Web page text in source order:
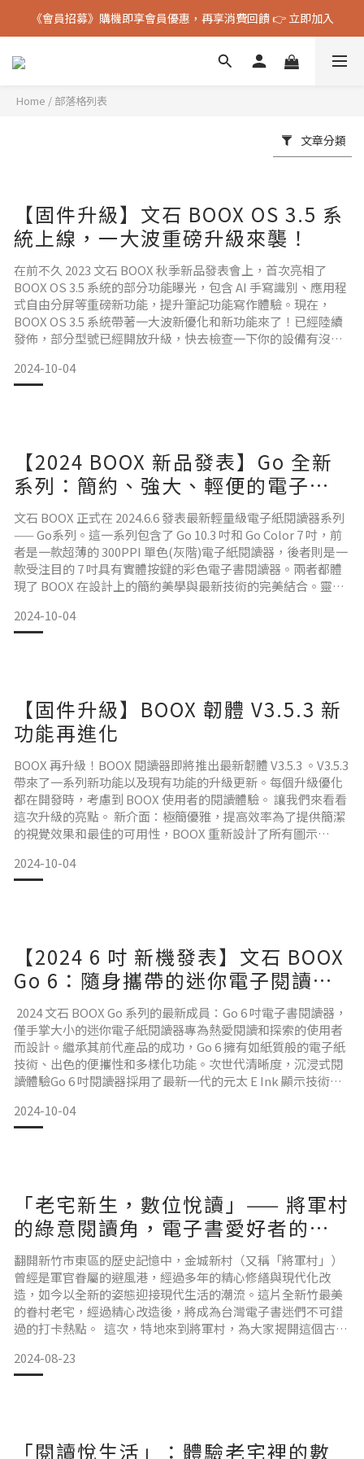
《會員招募》購機即享會員優惠，再享消費回饋 👉 立即加入
《會員招募》購機即享會員優惠，再享消費回饋 👉 立即加入
BOOX 官方授權台灣代理經銷 & 原廠保固服務
Home / 部落格列表
文章分類
【固件升級】文石 BOOX OS 3.5 系
統上線，一大波重磅升級來襲！
在前不久 2023 文石 BOOX 秋季新品發表會上，首次亮相了
BOOX OS 3.5 系統的部分功能曝光，包含 AI 手寫識別、應用程
式自由分屏等重磅新功能，提升筆記功能寫作體驗。現在，
BOOX OS 3.5 系統帶著一大波新優化和新功能來了！已經陸續
發佈，部分型號已經開放升級，快去檢查一下你的設備有沒有
大家整理了一個 {簡要版}，更詳細的更新列表，大家可以在固
件升級介面的更新清單查看。BOOX OS 3.5 系統功能摘要 1.
2024-10-04
【2024 BOOX 新品發表】Go 全新
系列：簡約、強大、輕便的電子書
閱讀器 – Go Color
文石 BOOX 正式在 2024.6.6 發表最新輕量級電子紙閱讀器系列
—— Go系列。這一系列包含了 Go 10.3 吋和 Go Color 7 吋，前
者是一款超薄的 300PPI 單色(灰階)電子紙閱讀器，後者則是一
款受注目的 7 吋具有實體按鍵的彩色電子書閱讀器。兩者都體
現了 BOOX 在設計上的簡約美學與最新技術的完美結合。靈感
度。無論是 Go 10.3 吋 還是 Go Color 7 吋，都具有輕便且便攜
的特點，適合日常與通勤
2024-10-04
【固件升級】BOOX 韌體 V3.5.3 新
功能再進化
BOOX 再升級！BOOX 閱讀器即將推出最​​新韌體 V3.5.3 。V3.5.3
帶來了一系列新功能以及現有功能的升級更新。每個升級優化
都在開發時，考慮到 BOOX 使用者的閱讀體驗。 讓我們來看看
這次升級的亮點。 新介面：極簡優雅，提高效率為了提供簡潔
的視覺效果和最佳的可用性，BOOX 重新設計了所有圖示
工具欄和標籤頁，更改變了設計，讓使用更直覺，對於使用者
可以更容易找到所需功能。每個界面都呈現出清新的簡潔感，
2024-10-04
【2024 6 吋 新機發表】文石 BOOX
Go 6：隨身攜帶的迷你電子閱讀
器，陪你踏上下一段旅程
2024 文石 BOOX Go 系列的最新成員：Go 6 吋電子書閱讀器，
僅手掌大小的迷你電子紙閱讀器專為熱愛閱讀和探索的使用者
而設計。繼承其前代產品的成功，Go 6 擁有如紙質般的電子紙
技術、出色的便攜性和多樣化功能。次世代清晰度，沉浸式閱
讀體驗Go 6 吋閱讀器採用了最新一代的元太 E Ink 顯示技術
更深的黑色與更亮的白色，讓文字和圖片顯示更加清晰，提升
了整體閱讀體驗。打開一本書時，映入眼簾的是如同用精美墨
2024-10-04
「老宅新生，數位悅讀」—— 將軍村
的綠意閱讀角，電子書愛好者的新
天堂！
翻開新竹市東區的歷史記憶中，金城新村（又稱「將軍村」）
曾經是軍官眷屬的避風港，經過多年的精心修繕與現代化改
造，如今以全新的姿態迎接現代生活的潮流。這片全新竹最美
的眷村老宅，經過精心改造後，將成為台灣電子書迷們不可錯
過的打卡熱點。 這次，特地來到將軍村，為大家揭開這個古色
店」。這間店鋪不僅保留了老宅的歷史韻味，更注入了全新的
閱讀元素，成為台灣首間結合電子閱讀器、綠色讀書角落與陽
2024-08-23
「閱讀悅生活」：體驗老宅裡的數